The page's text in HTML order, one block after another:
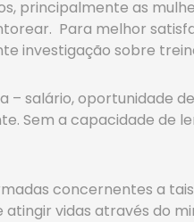
principalmente as
Para melhor
investigação sobre
salário, oportunidade
Sem a capacidade de
concernentes a
vidas através do